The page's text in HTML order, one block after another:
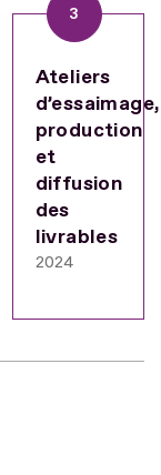
3
Ateliers
d’essaimage,
production
et
diffusion
des
livrables
2024